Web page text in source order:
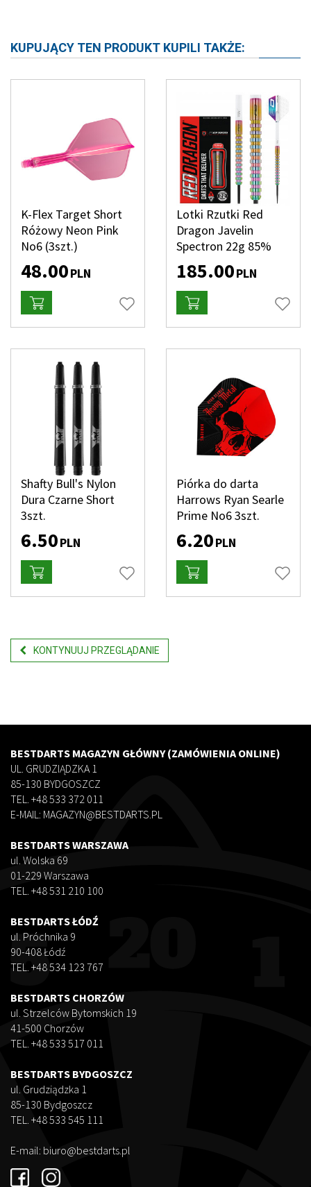
KUPUJĄCY TEN PRODUKT KUPILI TAKŻE:
K-Flex Target Short
Różowy Neon Pink
No6 (3szt.)
48.00PLN
Lotki Rzutki Red
Dragon Javelin
Spectron 22g 85%
185.00PLN
Shafty Bull's Nylon
Dura Czarne Short
3szt.
6.50PLN
Piórka do darta
Harrows Ryan Searle
Prime No6 3szt.
6.20PLN
KONTYNUUJ PRZEGLĄDANIE
BESTDARTS MAGAZYN GŁÓWNY (ZAMÓWIENIA ONLINE)
UL. GRUDZIĄDZKA 1
85-130 BYDGOSZCZ
TEL. +48 533 372 011
E-MAIL: MAGAZYN@BESTDARTS.PL
BESTDARTS WARSZAWA
ul. Wolska 69
01-229 Warszawa
TEL. +48 531 210 100
BESTDARTS ŁÓDŹ
ul. Próchnika 9
90-408 Łódź
TEL. +48 534 123 767
BESTDARTS CHORZÓW
ul. Strzelców Bytomskich 19
41-500 Chorzów
TEL. +48 533 517 011
BESTDARTS BYDGOSZCZ
ul. Grudziądzka 1
85-130 Bydgoszcz
TEL. +48 533 545 111
E-mail: biuro@bestdarts.pl